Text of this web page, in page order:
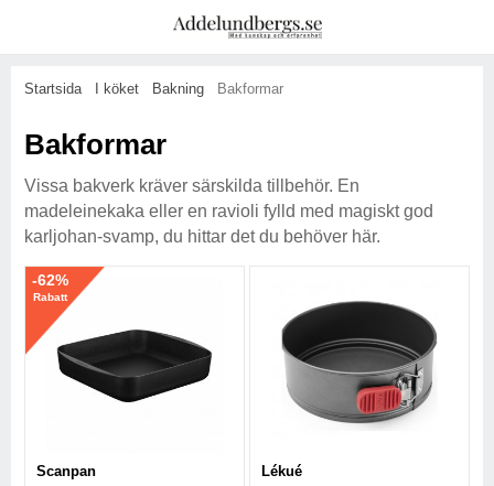
Startsida I köket Bakning Bakformar
Bakformar
Vissa bakverk kräver särskilda tillbehör. En
madeleinekaka eller en ravioli fylld med magiskt god
karljohan-svamp, du hittar det du behöver här.
-62%
Rabatt
Scanpan Lékué